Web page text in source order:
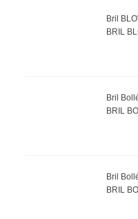
Bril
BRIL
Bril
BRIL
Bril
BRIL